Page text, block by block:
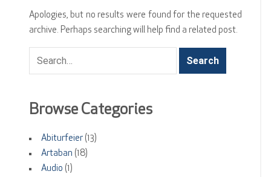
Apologies, but no results were found for the requested
archive. Perhaps searching will help find a related post.
Browse Categories
Abiturfeier(13)
Artaban (18)
Audio (1)